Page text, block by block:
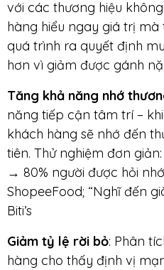
với các thương hiệu
hàng hiểu ngay giá trị mà
quá trình ra quyết định
hơn vì giảm được gánh
Tăng khả năng nhớ
năng tiếp cận tâm trí –
khách hàng sẽ nhớ đến
tiên. Thử nghiệm đơn
→ 80% người được hỏi
ShopeeFood; “Nghĩ đến
Biti’s
Giảm tỷ lệ rời bỏ: Phân
hàng cho thấy định vị